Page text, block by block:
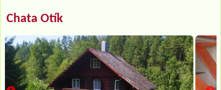
Chata Otík